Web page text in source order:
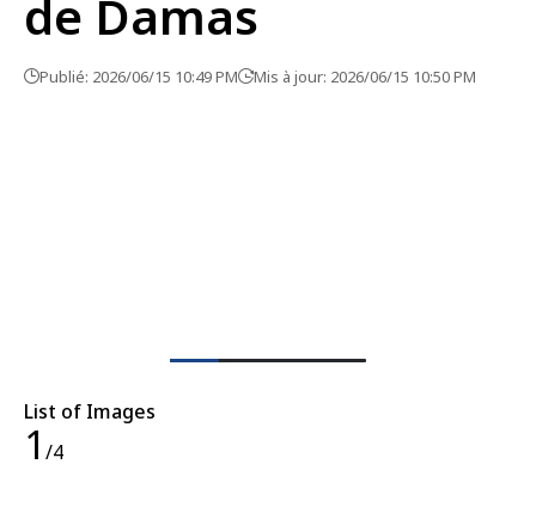
de Damas
Publié: 2026/06/15 10:49 PM Mis à jour: 2026/06/15 10:50 PM
List of Images
1 /4